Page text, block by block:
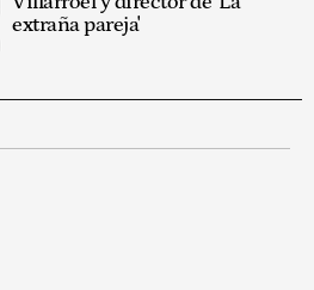
extraña pareja'